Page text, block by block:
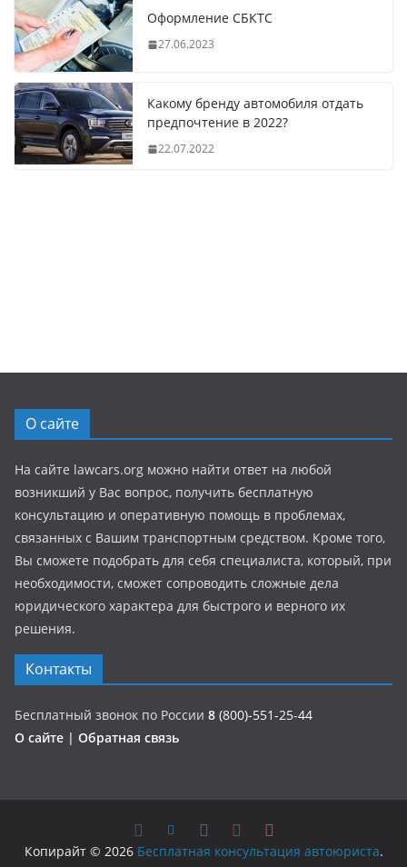
Оформление СБКТС
27.06.2023
Какому бренду автомобиля отдать
предпочтение в 2022?
22.07.2022
О сайте
На сайте lawcars.org можно найти ответ на любой
возникший у Вас вопрос, получить бесплатную
консультацию и оперативную помощь в проблемах,
связанных с Вашим транспортным средством. Кроме того,
Вы сможете подобрать для себя специалиста, который, при
необходимости, сможет сопроводить сложные дела
юридического характера для быстрого и верного их
решения.
Контакты
Бесплатный звонок по России 8 (800)-551-25-44
О сайте | Обратная связь
Копирайт © 2026 Бесплатная консультация автоюриста.